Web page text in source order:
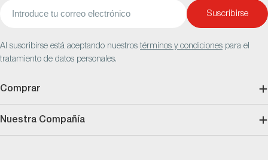
Suscribirse
Al suscribirse está aceptando nuestrostérminos y condiciones para el
tratamiento de datos personales.
Comprar
Nuestra Compañía